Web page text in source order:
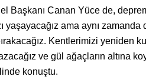
Başkanı Canan Yüce de,
yaşayacağız ama aynı
Kentlerimizi yeniden
ve gül ağaçların altına
konuştu.